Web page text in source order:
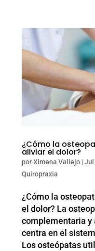
¿Cómo la
aliviar el dolor?
porXimena Vallejo|Jul
Quiropraxia
¿Cómo la
el dolor? La
complementaria y
centra en el
Los osteópatas